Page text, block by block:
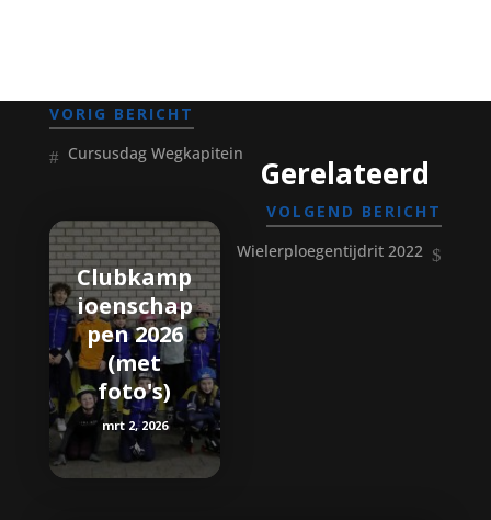
VORIG BERICHT
Cursusdag Wegkapitein
VOLGEND BERICHT
Wielerploegentijdrit 2022
Gerelateerd
Clubkamp
ioenschap
pen 2026
(met
foto's)
mrt 2, 2026